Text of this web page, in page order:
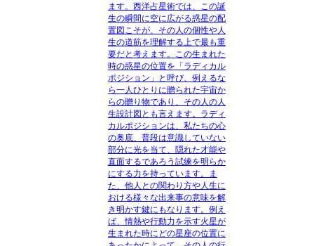
ます。西洋占星術では、この誕
生の瞬間に空に広がる惑星の配
置図こそが、その人の個性や人
生の道筋を理解する上で最も重
要だと考えます。この生まれた
時の惑星の位置を「ラディカル
ポジション」と呼び、例えるな
ら一人ひとりに贈られた宇宙か
らの贈り物であり、その人の人
生設計図とも言えます。ラディ
カルポジションは、私たちの心
の奥底、普段は意識していない
部分に光を当て、隠れた才能や
直面するであろう試練を明らか
にする力を持っています。ま
た、他人との関わり方や人生に
おける様々な出来事の意味を解
き明かす鍵にもなります。例え
ば、情熱や行動力を示す火星が
生まれた時にどの星座の位置に